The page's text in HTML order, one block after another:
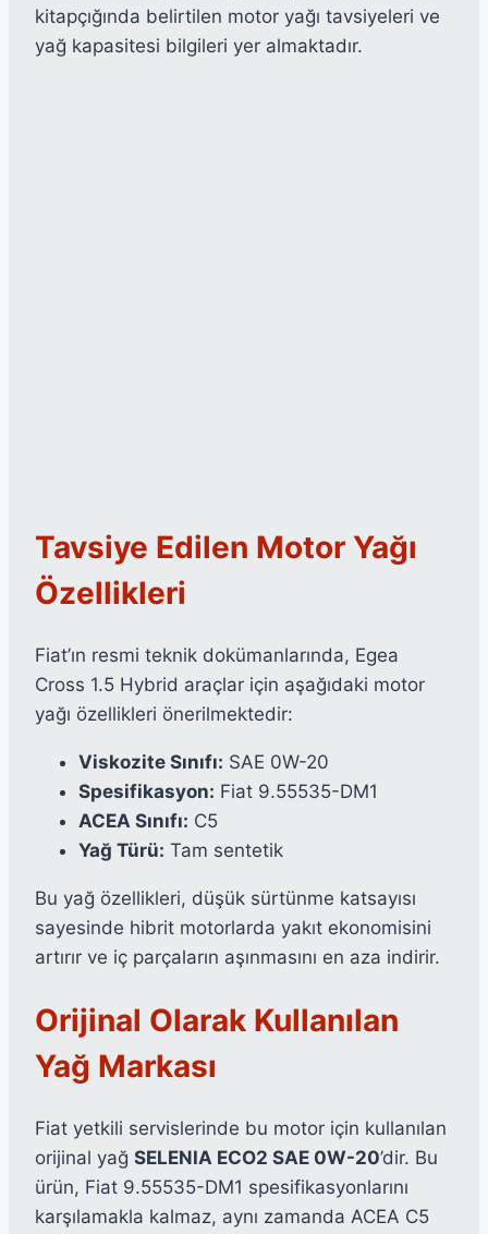
kitapçığında belirtilen motor yağı tavsiyeleri ve
yağ kapasitesi bilgileri yer almaktadır.
Tavsiye Edilen Motor Yağı
Özellikleri
Fiat’ın resmi teknik dokümanlarında, Egea
Cross 1.5 Hybrid araçlar için aşağıdaki motor
yağı özellikleri önerilmektedir:
Viskozite Sınıfı: SAE 0W-20
Spesifikasyon: Fiat 9.55535-DM1
ACEA Sınıfı: C5
Yağ Türü: Tam sentetik
Bu yağ özellikleri, düşük sürtünme katsayısı
sayesinde hibrit motorlarda yakıt ekonomisini
artırır ve iç parçaların aşınmasını en aza indirir.
Orijinal Olarak Kullanılan
Yağ Markası
Fiat yetkili servislerinde bu motor için kullanılan
orijinal yağ SELENIA ECO2 SAE 0W-20’dir. Bu
ürün, Fiat 9.55535-DM1 spesifikasyonlarını
karşılamakla kalmaz, aynı zamanda ACEA C5